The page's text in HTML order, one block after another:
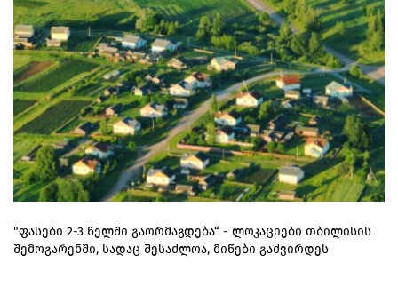
"ფასები 2-3 წელში გაორმაგდება“ - ლოკაციები თბილისის
შემოგარენში, სადაც შესაძლოა, მიწები გაძვირდეს